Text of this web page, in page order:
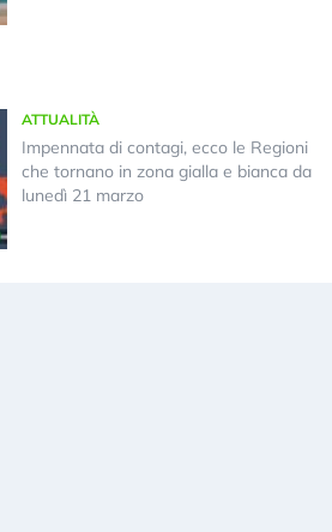
ATTUALITÀ
Impennata di contagi, ecco le Regioni
che tornano in zona gialla e bianca da
lunedì 21 marzo